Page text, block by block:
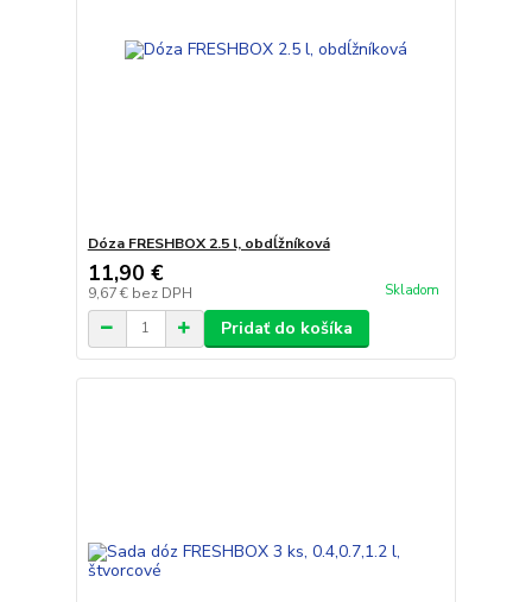
Dóza FRESHBOX 2.5 l, obdĺžníková
11,90 €
9,67 € bez DPH Skladom
Pridať do košíka